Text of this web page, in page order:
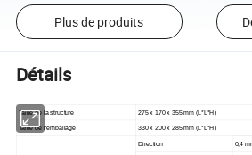
Plus de produits
Détails
Taille de la structure 275 x 170 x 355 mm (L*L*H)
Taille de l'emballage 330 x 200 x 285 mm (L*L*H)
Direction 0,4